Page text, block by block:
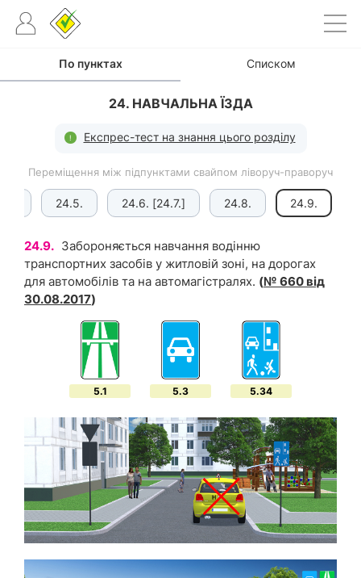
По пунктах Списком
24. НАВЧАЛЬНА ЇЗДА
Експрес-тест на знання цього розділу
Переміщення між підпунктами свайпом ліворуч-праворуч
24.5. 24.6. [24.7.] 24.8. 24.9.
24.9. Забороняється навчання водінню
транспортних засобів у житловій зоні, на дорогах
для автомобілів та на автомагістралях. (№ 660 від
30.08.2017)
5.1 5.3 5.34